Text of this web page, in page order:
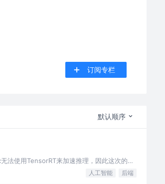
订阅专栏
默认顺序
法使用TensorRT来加速推理，因此这次的推
人工智能 后端